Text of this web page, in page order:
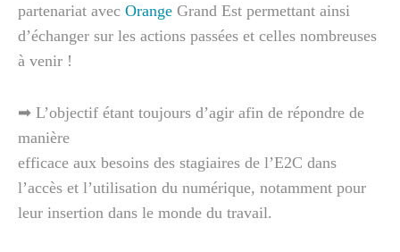
partenariat avec Orange Grand Est permettant ainsi
d’échanger sur les actions passées et celles nombreuses
à venir !
➡ L’objectif étant toujours d’agir afin de répondre de
manière
efficace aux besoins des stagiaires de l’E2C dans
l’accès et l’utilisation du numérique, notamment pour
leur insertion dans le monde du travail.